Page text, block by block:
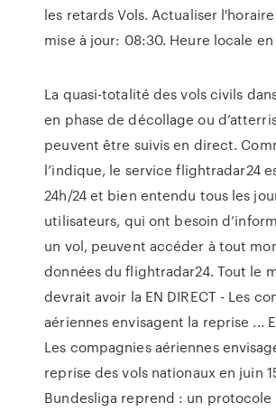
les retards Vols. Actualiser
mise à jour: 08:30. Heure locale
La quasi-totalité des vols civils
en phase de décollage ou
peuvent être suivis en direct.
l’indique, le service flightradar24
24h/24 et bien entendu tous les
utilisateurs, qui ont besoin
un vol, peuvent accéder à tout
données du flightradar24. Tout le
devrait avoir la EN DIRECT - Les
aériennes envisagent la reprise ...
Les compagnies aériennes
reprise des vols nationaux en juin
Bundesliga reprend : un